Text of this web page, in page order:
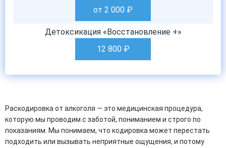
от 2 000 ₽
Детоксикация «Восстановление +»
12 800₽
Раскодировка от алкоголя — это медицинская процедура,
которую мы проводим с заботой, пониманием и строго по
показаниям. Мы понимаем, что кодировка может перестать
подходить или вызывать неприятные ощущения, и потому